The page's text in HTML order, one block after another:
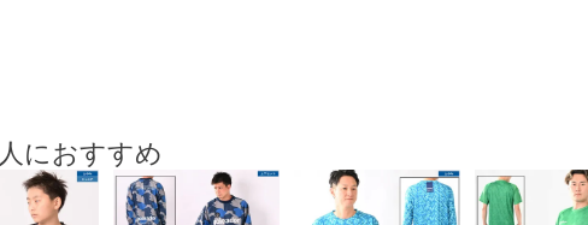
におすすめ